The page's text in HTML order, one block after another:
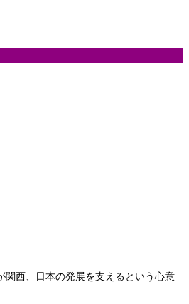
関西、日本の発展を支えるという心意